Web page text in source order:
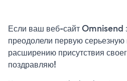
Если ваш веб-сайт Omnisend
преодолели первую серьезную
расширению присутствия
поздравляю!